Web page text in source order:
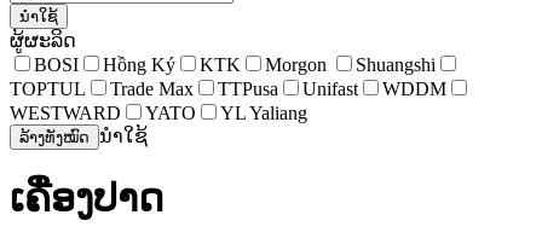
ນຳໃຊ້
ຜູ້ຜະລິດ
BOSI
Hồng Ký KTK Morgon
Shuangshi
TOPTUL
Trade Max TTPusa Unifast
WDDM
WESTWARD
YATO YL Yaliang
ລ້າງທັງໝົດ ນຳໃຊ້
ເຄື່ອງປາດ